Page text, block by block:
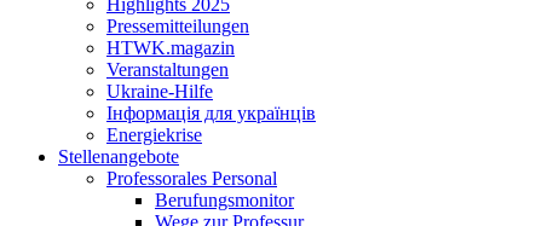
Pressemitteilungen
HTWK.magazin
Veranstaltungen
Ukraine-Hilfe
Інформація для українців
Energiekrise
Stellenangebote
Professorales Personal
Berufungsmonitor
Wege zur Professur